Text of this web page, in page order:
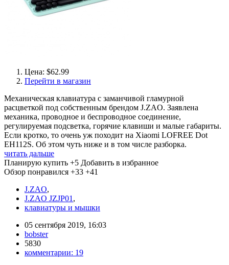
Цена: $62.99
Перейти в магазин
Механическая клавиатура с заманчивой гламурной
расцветкой под собственным брендом J.ZAO. Заявлена
механика, проводное и беспроводное соединение,
регулируемая подсветка, горячие клавиши и малые габариты.
Если кротко, то очень уж походит на Xiaomi LOFREE Dot
EH112S. Об этом чуть ниже и в том числе разборка.
читать дальше
Планирую купить +5 Добавить в избранное
Обзор понравился +33 +41
J.ZAO,
J.ZAO JZJP01 ,
клавиатуры и мышки
05 сентября 2019, 16:03
bobster
5830
комментарии: 19